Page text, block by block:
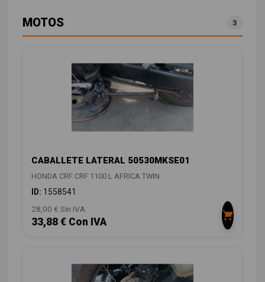
MOTOS 3
CABALLETE LATERAL 50530MKSE01
HONDA CRF CRF 1100 L AFRICA TWIN
ID: 1558541
28,00 € Sin IVA
33,88 € Con IVA